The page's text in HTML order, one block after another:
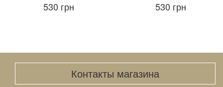
530 грн 530 грн
Контакты магазина